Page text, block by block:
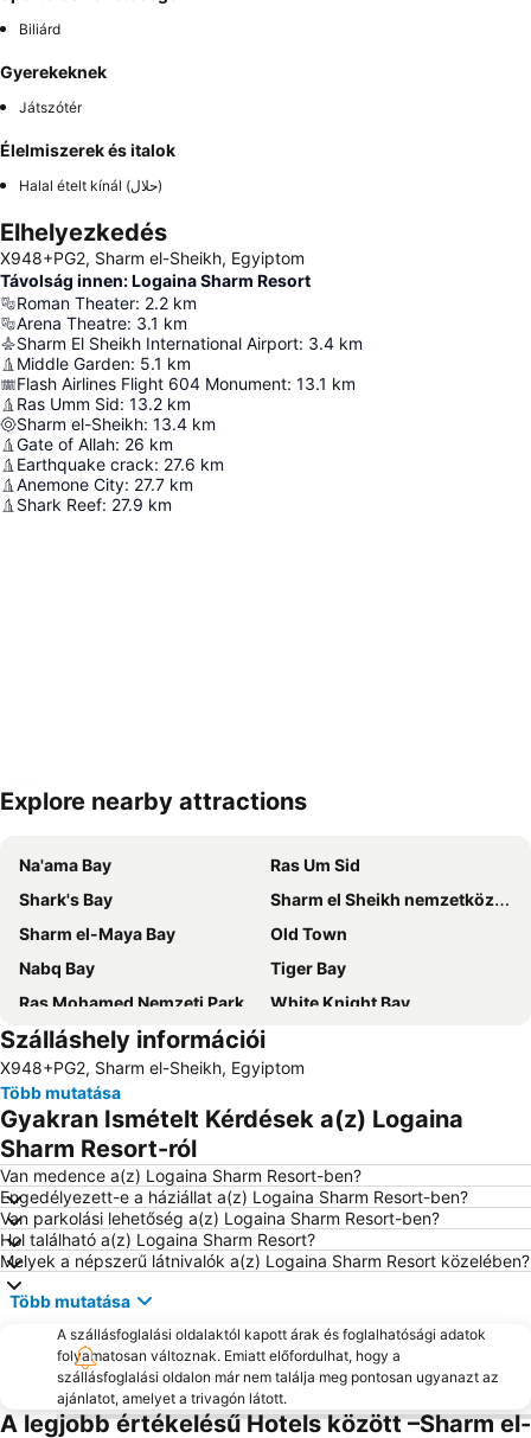
Biliárd
Gyerekeknek
Játszótér
Élelmiszerek és italok
Halal ételt kínál (حلال)
Elhelyezkedés
X948+PG2, Sharm el-Sheikh, Egyiptom
Távolság innen: Logaina Sharm Resort
Roman Theater: 2.2 km
Arena Theatre: 3.1 km
Sharm El Sheikh International Airport: 3.4 km
Middle Garden: 5.1 km
Flash Airlines Flight 604 Monument: 13.1 km
Ras Umm Sid: 13.2 km
Sharm el-Sheikh: 13.4 km
Gate of Allah: 26 km
Earthquake crack: 27.6 km
Anemone City: 27.7 km
Shark Reef: 27.9 km
Nagy méretű térkép
Explore nearby attractions
Na'ama Bay
Ras Um Sid
Shark's Bay
Sharm el Sheikh nemzetközi repülőtér
Sharm el-Maya Bay
Old Town
Nabq Bay
Tiger Bay
Ras Mohamed Nemzeti Park
White Knight Bay
Al Mustafa Mosque
Tiran Island
Szálláshely információi
X948+PG2, Sharm el-Sheikh, Egyiptom
Több mutatása
Gyakran Ismételt Kérdések a(z) Logaina
Sharm Resort-ról
Van medence a(z) Logaina Sharm Resort-ben?
Engedélyezett-e a háziállat a(z) Logaina Sharm Resort-ben?
Van parkolási lehetőség a(z) Logaina Sharm Resort-ben?
Hol található a(z) Logaina Sharm Resort?
Melyek a népszerű látnivalók a(z) Logaina Sharm Resort közelében?
Több mutatása
A szállásfoglalási oldalaktól kapott árak és foglalhatósági adatok
folyamatosan változnak. Emiatt előfordulhat, hogy a
szállásfoglalási oldalon már nem találja meg pontosan ugyanazt az
ajánlatot, amelyet a trivagón látott.
A legjobb értékelésű Hotels között –Sharm el-